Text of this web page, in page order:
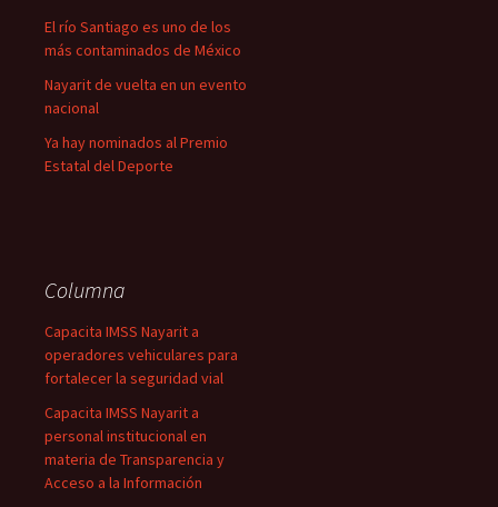
El río Santiago es uno de los
más contaminados de México
Nayarit de vuelta en un evento
nacional
Ya hay nominados al Premio
Estatal del Deporte
Columna
Capacita IMSS Nayarit a
operadores vehiculares para
fortalecer la seguridad vial
Capacita IMSS Nayarit a
personal institucional en
materia de Transparencia y
Acceso a la Información